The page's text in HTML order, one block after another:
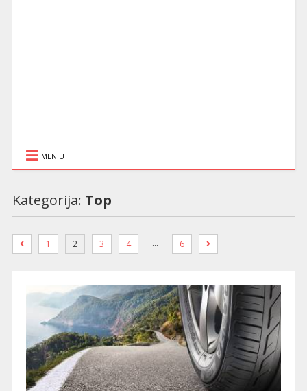
MENIU
Kategorija: Top
1 2 3 4 … 6